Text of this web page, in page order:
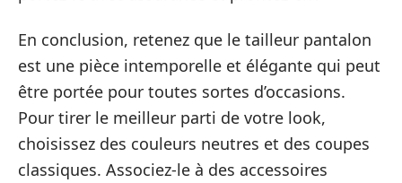
En conclusion, retenez que le tailleur pantalon
est une pièce intemporelle et élégante qui peut
être portée pour toutes sortes d’occasions.
Pour tirer le meilleur parti de votre look,
choisissez des couleurs neutres et des coupes
classiques. Associez-le à des accessoires